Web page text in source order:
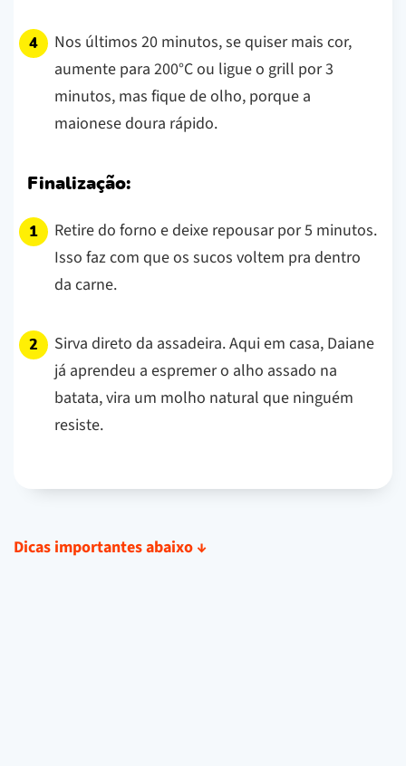
Nos últimos 20 minutos, se quiser mais cor,
aumente para 200°C ou ligue o grill por 3
minutos, mas fique de olho, porque a
maionese doura rápido.
Finalização:
Retire do forno e deixe repousar por 5 minutos.
Isso faz com que os sucos voltem pra dentro
da carne.
Sirva direto da assadeira. Aqui em casa, Daiane
já aprendeu a espremer o alho assado na
batata, vira um molho natural que ninguém
resiste.
Dicas importantes abaixo ↓